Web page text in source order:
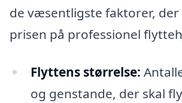
de væsentligste faktorer, der
prisen på professionel
Flyttens størrelse:
og genstande, der skal